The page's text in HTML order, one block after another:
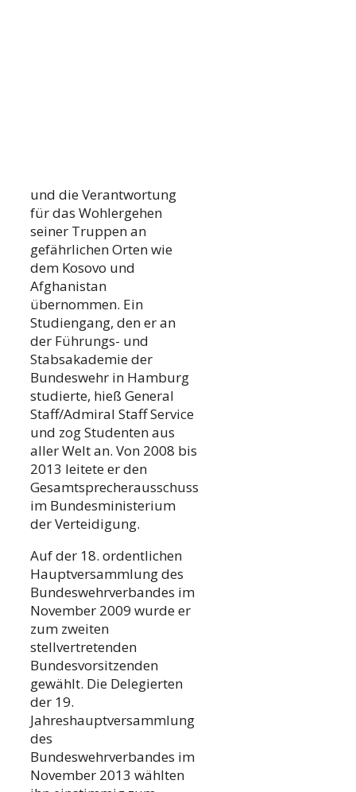
und die Verantwortung
für das Wohlergehen
seiner Truppen an
gefährlichen Orten wie
dem Kosovo und
Afghanistan
übernommen. Ein
Studiengang, den er an
der Führungs- und
Stabsakademie der
Bundeswehr in Hamburg
studierte, hieß General
Staff/Admiral Staff Service
und zog Studenten aus
aller Welt an. Von 2008 bis
2013 leitete er den
Gesamtsprecherausschuss
im Bundesministerium
der Verteidigung.
Auf der 18. ordentlichen
Hauptversammlung des
Bundeswehrverbandes im
November 2009 wurde er
zum zweiten
stellvertretenden
Bundesvorsitzenden
gewählt. Die Delegierten
der 19.
Jahreshauptversammlung
des
Bundeswehrverbandes im
November 2013 wählten